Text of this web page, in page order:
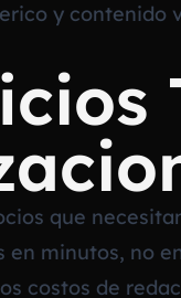
y contenido
que
en minutos, no
costos de